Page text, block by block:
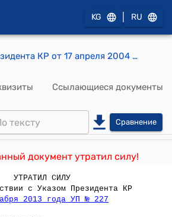
KG RU
Указ Президента КР от 17 апреля 2004 года № 143 "О внесении изменений и дополнений в некоторые решения Президента Кыргызской Республики"
Ссылающиеся документы
Сравнение
документ утратил силу!